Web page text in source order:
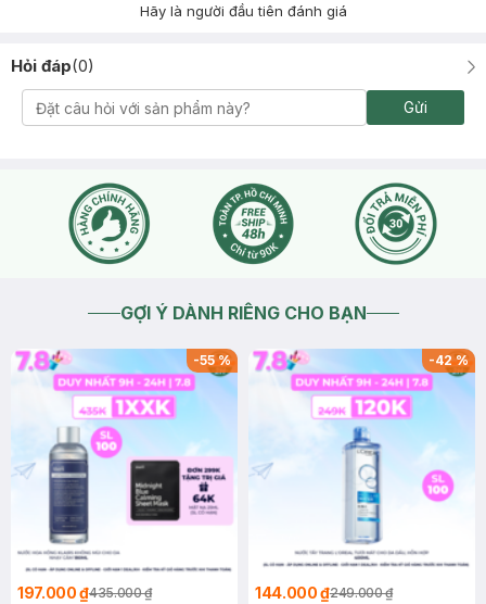
Hãy là người đầu tiên đánh giá
Hỏi đáp(0)
Gửi
GỢI Ý DÀNH RIÊNG CHO BẠN
-55%
197.000 ₫435.000 ₫
-42%
144.000 ₫249.000 ₫